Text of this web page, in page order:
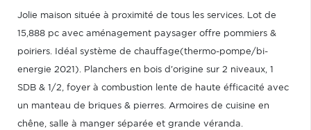
Jolie maison située à proximité de tous les services. Lot de
15,888 pc avec aménagement paysager offre pommiers &
poiriers. Idéal système de chauffage(thermo-pompe/bi-
energie 2021). Planchers en bois d'origine sur 2 niveaux, 1
SDB & 1/2, foyer à combustion lente de haute éfficacité avec
un manteau de briques & pierres. Armoires de cuisine en
chêne, salle à manger séparée et grande véranda.